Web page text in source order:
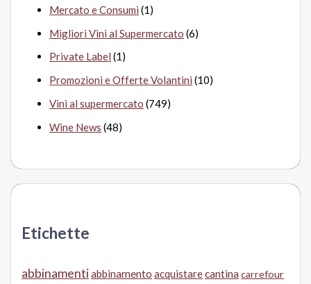
Mercato e Consumi (1)
Migliori Vini al Supermercato (6)
Private Label (1)
Promozioni e Offerte Volantini (10)
Vini al supermercato (749)
Wine News (48)
Etichette
abbinamentiabbinamento acquistarecantina carrefour